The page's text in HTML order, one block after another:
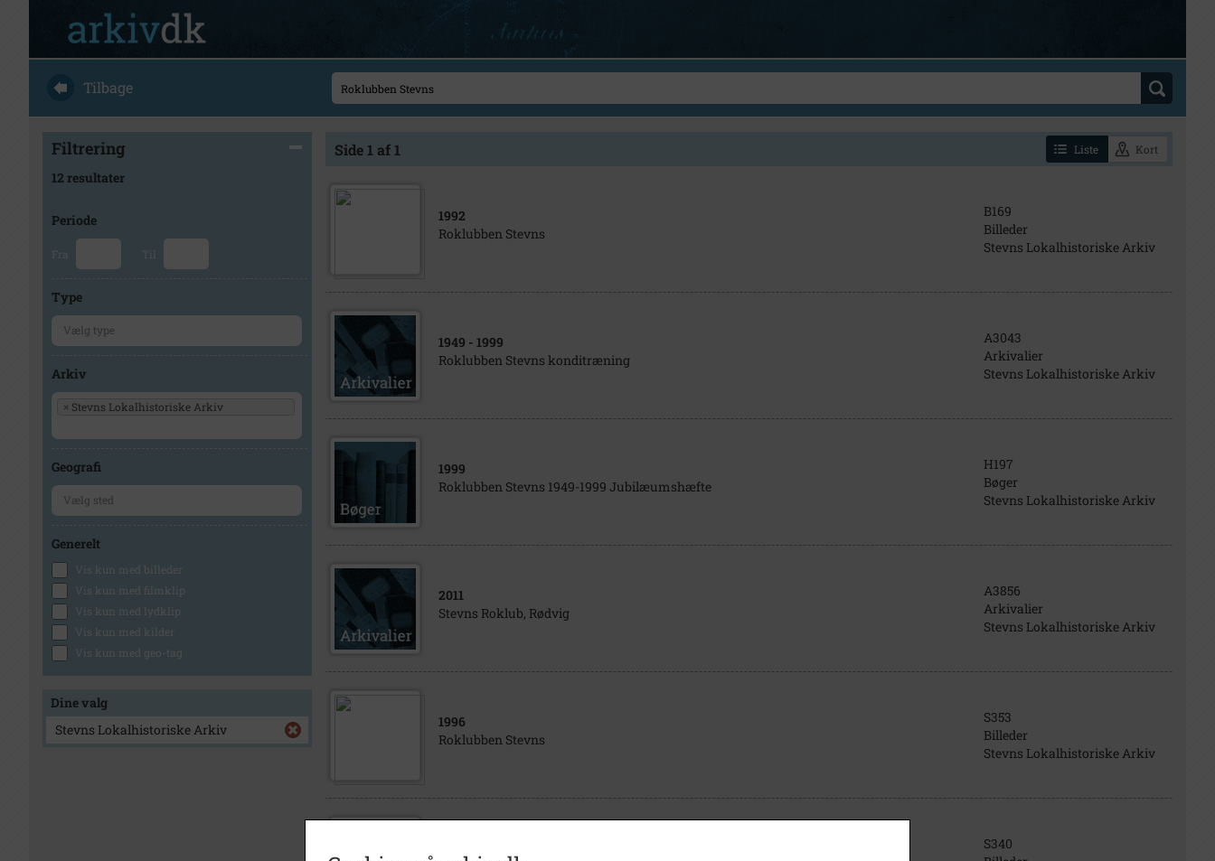
Tilbage
Filtrering
12 resultater
Periode
Fra Til
Type
Arkiv
× Stevns Lokalhistoriske Arkiv
Geografi
Generelt
Vis kun med billeder
Vis kun med filmklip
Vis kun med lydklip
Vis kun med kilder
Vis kun med geo-tag
Dine valg
Stevns Lokalhistoriske Arkiv
Side 1 af 1 Liste Kort
1992
Roklubben Stevns
B169
Billeder
Stevns Lokalhistoriske Arkiv
1949 - 1999
Roklubben Stevns konditræning
A3043
Arkivalier
Stevns Lokalhistoriske Arkiv
1999
Roklubben Stevns 1949-1999 Jubilæumshæfte
H197
Bøger
Stevns Lokalhistoriske Arkiv
2011
Stevns Roklub, Rødvig
A3856
Arkivalier
Stevns Lokalhistoriske Arkiv
1996
Roklubben Stevns
S353
Billeder
Stevns Lokalhistoriske Arkiv
S340